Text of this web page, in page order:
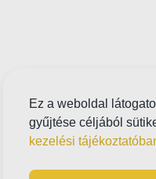
Ez a weboldal
gyűjtése céljából
kezelési
Próbatábla